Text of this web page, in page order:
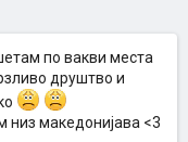
по вакви места
друштво и
низ македонијава <3